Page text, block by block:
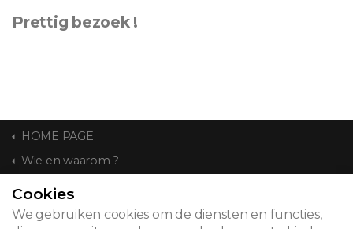
Prettig bezoek !
HOME PAGE
Wie en waarom ?
CONTACT
Cookies
We gebruiken cookies om de diensten en functies,